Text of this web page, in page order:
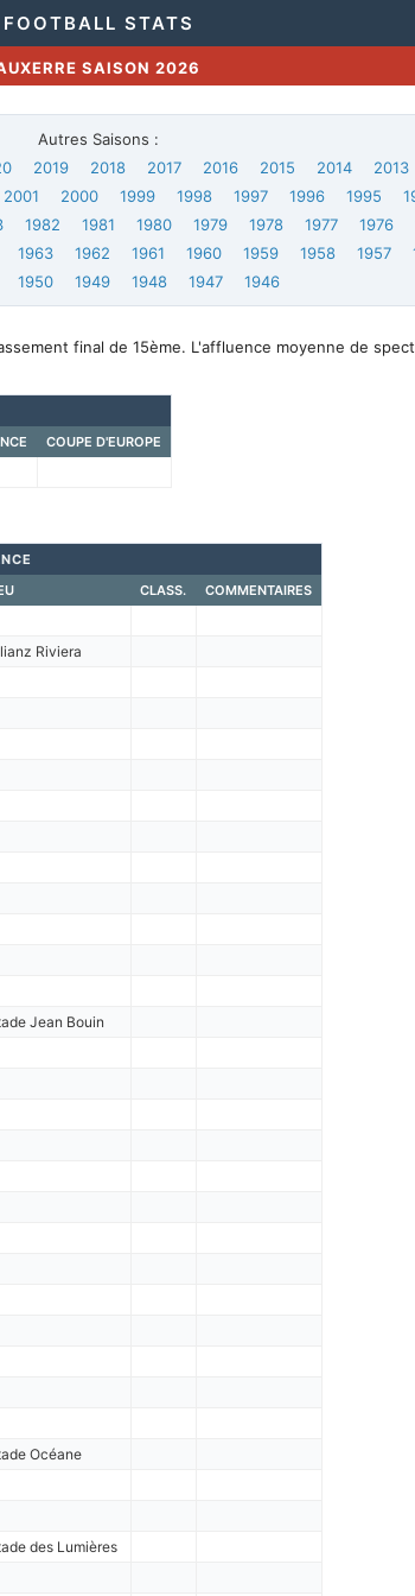
FOOTBALL STATS
SAISON 2026
Autres Saisons :
2019 2018 2017 2016 2015 2014 2013
2001 2000 1999 1998 1997 1996 1995
1982 1981 1980 1979 1978 1977 1976
1963 1962 1961 1960 1959 1958 1957
1950 1949 1948 1947 1946
final de 15ème. L'affluence moyenne de
COUPE D'EUROPE
CLASS. COMMENTAIRES
Riviera
Jean Bouin
Océane
des Lumières